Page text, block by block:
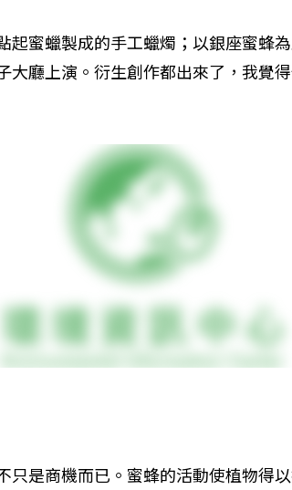
起蜜蠟製成的手工蠟燭；以銀座蜜蜂
大廳上演。衍生創作都出來了，我覺
只是商機而已。蜜蜂的活動使植物得